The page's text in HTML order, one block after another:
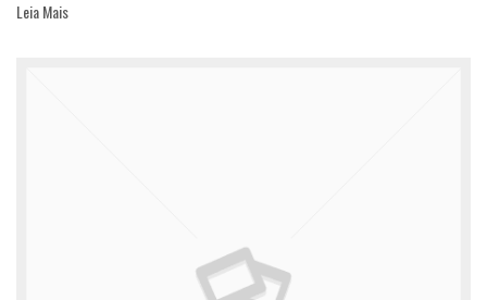
Leia Mais